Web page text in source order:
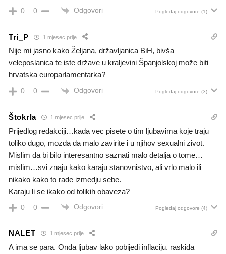
0 0 Odgovori Pogledaj odgovore (1)
Tri_P 1 mjesec prije
Nije mi jasno kako Željana, državljanica BiH, bivša
veleposlanica te iste države u kraljevini Španjolskoj može biti
hrvatska europarlamentarka?
0 0 Odgovori Pogledaj odgovore (3)
Štokrla 1 mjesec prije
Prijedlog redakciji…kada vec pisete o tim ljubavima koje traju
toliko dugo, mozda da malo zavirite i u njihov sexualni zivot.
Mislim da bi bilo interesantno saznati malo detalja o tome…
mislim…svi znaju kako karaju stanovnistvo, ali vrlo malo ili
nikako kako to rade izmedju sebe.
Karaju li se ikako od tolikih obaveza?
0 0 Odgovori Pogledaj odgovore (4)
NALET 1 mjesec prije
A ima se para. Onda ljubav lako pobijedi inflaciju. raskida